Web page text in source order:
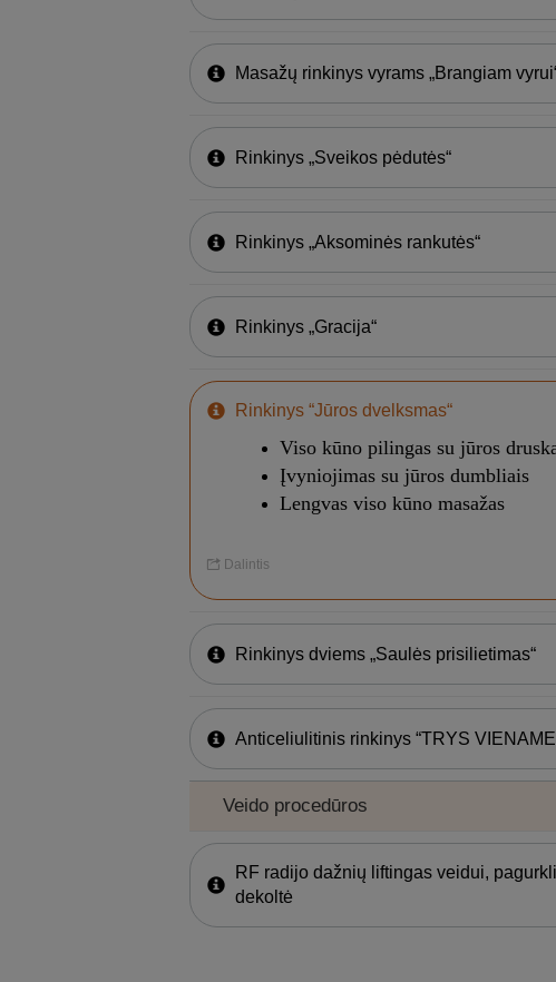
Masažų rinkinys vyrams „Brangiam
Rinkinys „Sveikos pėdutės“
Rinkinys „Aksominės rankutės“
Rinkinys „Gracija“
Rinkinys “Jūros dvelksmas“
Viso kūno pilingas su jūros
Įvyniojimas su jūros dumbliais
Lengvas viso kūno masažas
Dalintis
Rinkinys dviems „Saulės prisilietimas“
Anticeliulitinis rinkinys “TRYS
Veido procedūros
RF radijo dažnių liftingas veidui,
dekoltė